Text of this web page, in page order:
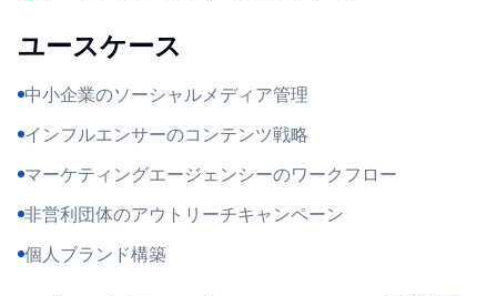
ユースケース
中小企業のソーシャルメディア管理
インフルエンサーのコンテンツ戦略
マーケティングエージェンシーのワークフロー
非営利団体のアウトリーチキャンペーン
個人ブランド構築